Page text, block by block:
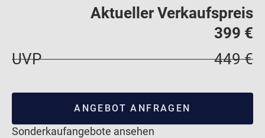
Aktueller Verkaufspreis
399 €
UVP
449 €
ANGEBOT ANFRAGEN
Sonderkaufangebote ansehen